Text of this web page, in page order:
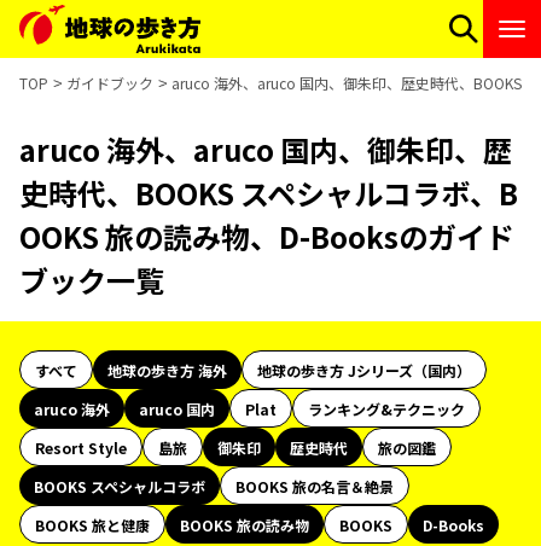
TOP ガイドブック aruco 海外、aruco 国内、御朱印、歴史時代、BOOKS
aruco 海外、aruco 国内、御朱印、歴
史時代、BOOKS スペシャルコラボ、B
OOKS 旅の読み物、D-Booksのガイド
ブック一覧
すべて 地球の歩き方 海外
地球の歩き方 Jシリーズ（国内）
aruco 海外
aruco 国内 Plat
ランキング&テクニック
Resort Style
島旅 御朱印 歴史時代
旅の図鑑
BOOKS スペシャルコラボ
BOOKS 旅の名言＆絶景
BOOKS 旅と健康
BOOKS 旅の読み物 BOOKS
D-Books